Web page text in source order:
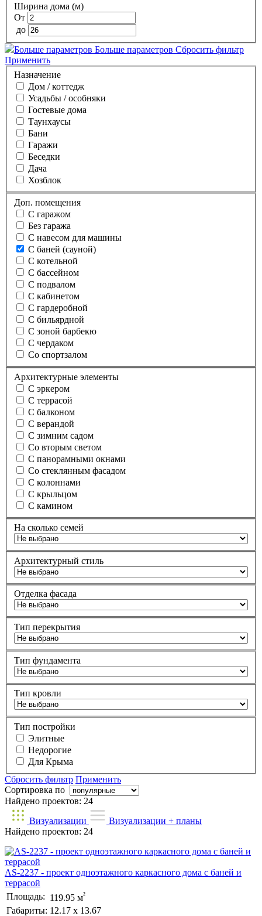
Ширина дома (м)
От
до
Больше параметров Больше параметров Сбросить фильтр
Применить
Назначение
Дом / коттедж
Усадьбы / особняки
Гостевые дома
Таунхаусы
Бани
Гаражи
Беседки
Дача
Хозблок
Доп. помещения
С гаражом
Без гаража
С навесом для машины
С баней (сауной)
С котельной
С бассейном
С подвалом
С кабинетом
С гардеробной
С бильярдной
С зоной барбекю
С чердаком
Со спортзалом
Архитектурные элементы
С эркером
С террасой
С балконом
С верандой
С зимним садом
Со вторым светом
С панорамными окнами
Со стеклянным фасадом
С колоннами
С крыльцом
С камином
На сколько семей
Архитектурный стиль
Отделка фасада
Тип перекрытия
Тип фундамента
Тип кровли
Тип постройки
Элитные
Недорогие
Для Крыма
Сбросить фильтр Применить
Сортировка по
Найдено проектов: 24
Визуализации
Визуализации + планы
Найдено проектов: 24
AS-2237 - проект одноэтажного каркасного дома с баней и
террасой
Площадь: 119.95 м²
Габариты: 12.17 х 13.67